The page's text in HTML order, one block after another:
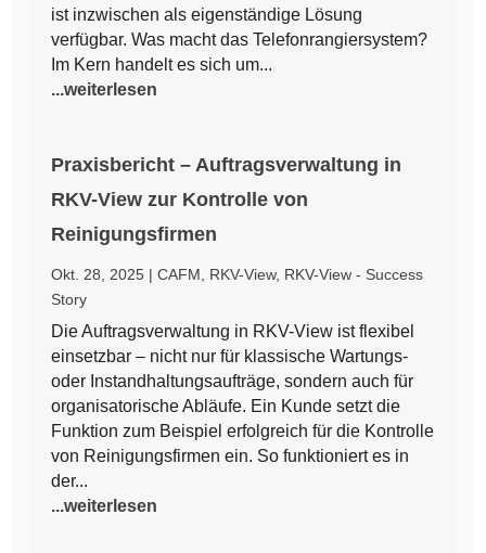
ist inzwischen als eigenständige Lösung
verfügbar. Was macht das Telefonrangiersystem?
Im Kern handelt es sich um...
...weiterlesen
Praxisbericht – Auftragsverwaltung in
RKV-View zur Kontrolle von
Reinigungsfirmen
Okt. 28, 2025 |CAFM RKV-View, RKV-View - Success
Story
Die Auftragsverwaltung in RKV-View ist flexibel
einsetzbar – nicht nur für klassische Wartungs-
oder Instandhaltungsaufträge, sondern auch für
organisatorische Abläufe. Ein Kunde setzt die
Funktion zum Beispiel erfolgreich für die Kontrolle
von Reinigungsfirmen ein. So funktioniert es in
der...
...weiterlesen